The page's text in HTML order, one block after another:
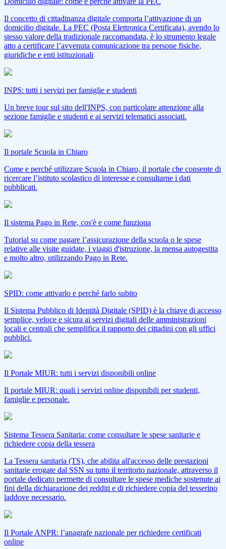
Il concetto di cittadinanza digitale comporta l’attivazione di un
domicilio digitale. La PEC (Posta Elettronica Certificata), avendo lo
stesso valore della tradizionale raccomandata, è lo strumento legale
atto a certificare l’avvenuta comunicazione tra persone fisiche,
giuridiche e enti istituzionali
INPS: tutti i servizi per famiglie e studenti
Un breve tour sul sito dell'INPS, con particolare attenzione alla
sezione famiglie e studenti e ai servizi telematici associati.
Il portale Scuola in Chiaro
Come e perché utilizzare Scuola in Chiaro, il portale che consente di
ricercare l’istituto scolastico di interesse e consultarne i dati
pubblicati.
Il sistema Pago in Rete, cos'è e come funziona
Tutorial su come pagare l’assicurazione della scuola o le spese
relative alle visite guidate, i viaggi d'istruzione, la mensa autogestita
e molto altro, utilizzando Pago in Rete.
SPID: come attivarlo e perché farlo subito
Il Sistema Pubblico di Identità Digitale (SPID) è la chiave di accesso
semplice, veloce e sicura ai servizi digitali delle amministrazioni
locali e centrali che semplifica il rapporto dei cittadini con gli uffici
pubblici.
Il Portale MIUR: tutti i servizi disponibili online
Il portale MIUR: quali i servizi online disponibili per studenti,
famiglie e personale.
Sistema Tessera Sanitaria: come consultare le spese sanitarie e
richiedere copia della tessera
La Tessera sanitaria (TS), che abilita all'accesso delle prestazioni
sanitarie erogate dal SSN su tutto il territorio nazionale, attraverso il
portale dedicato permette di consultare le spese mediche sostenute ai
fini della dichiarazione dei redditi e di richiedere copia del tesserino
laddove necessario.
Il Portale ANPR: l’anagrafe nazionale per richiedere certificati
online